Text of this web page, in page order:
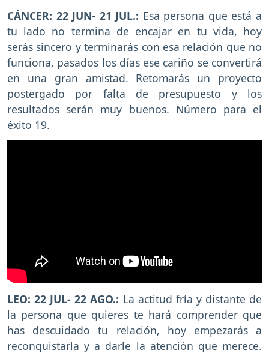
CÁNCER: 22 JUN- 21 JUL.: Esa persona que está a
tu lado no termina de encajar en tu vida, hoy
serás sincero y terminarás con esa relación que no
funciona, pasados los días ese cariño se convertirá
en una gran amistad. Retomarás un proyecto
postergado por falta de presupuesto y los
resultados serán muy buenos. Número para el
éxito 19.
LEO: 22 JUL- 22 AGO.: La actitud fría y distante de
la persona que quieres te hará comprender que
has descuidado tu relación, hoy empezarás a
reconquistarla y a darle la atención que merece.